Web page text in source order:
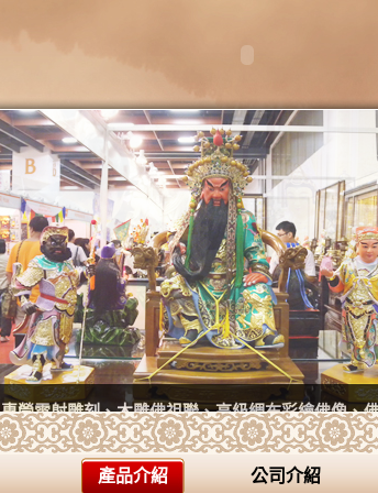
專營雷射雕刻、木雕佛祖聯、高級綢布彩繪佛像、
產品介紹 公司介紹